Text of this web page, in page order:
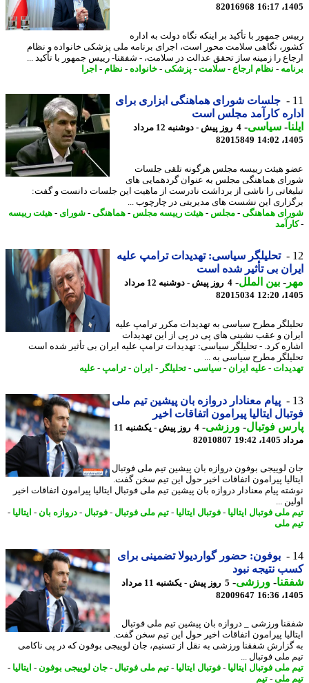
82016968
جمهور با تأکید بر اینکه نگاه دولت به اداره
نگاهی سلامت محور است، اجرای برنامه ملی پزشکی خانواده و نظام
را زمینه ساز تحقق عدالت در سلامت، - شفقنا- رییس جمهور با تأکید ...
-نظام ارجاع -سلامت-پزشکی-خانواده- نظام-اجرا
جلسات شورای هماهنگی ابزاری برای
کارآمد مجلس است
-سیاسی-
4 روز پیش - دوشنبه 12 مرداد
82015849
هیئت رییسه مجلس هرگونه تلقی جلسات
هماهنگی مجلس به عنوان گردهمایی های
را ناشی از برداشت نادرست از ماهیت این جلسات دانست و گفت:
این نشست های مدیریتی در چارچوب ...
هماهنگی-مجلس-هیئت رییسه مجلس-هماهنگی-شورای- هیئت رییسه
تحلیلگر سیاسی: تهدیدات ترامپ علیه
بی تأثیر شده است
-بین الملل-
4 روز پیش - دوشنبه 12 مرداد
82015034
مطرح سیاسی به تهدیدات مکرر ترامپ علیه
و عقب نشینی های پی در پی از این تهدیدات
کرد. - تحلیلگر سیاسی: تهدیدات ترامپ علیه ایران بی تأثیر شده است
مطرح سیاسی به ...
- علیه ایران - سیاسی-تحلیلگر-ایران - ترامپ -علیه
پیام معنادار دروازه بان پیشین تیم ملی
ایتالیا پیرامون اتفاقات اخیر
فوتبال-ورزشی-
4 روز پیش - یکشنبه 11
19:42
82010807
لوییجی بوفون دروازه بان پیشین تیم ملی فوتبال
پیرامون اتفاقات اخیر حول این تیم سخن گفت.
پیام معنادار دروازه بان پیشین تیم ملی فوتبال ایتالیا پیرامون اتفاقات اخیر
...
فوتبال ایتالیا -فوتبال ایتالیا -تیم ملی فوتبال-فوتبال-دروازه بان-ایتالیا -
ملی
بوفون: حضور گواردیولا تضمینی برای
نتیجه نبود
-ورزشی-
5 روز پیش - یکشنبه 11 مرداد
82009647
ورزشی _ دروازه بان پیشین تیم ملی فوتبال
پیرامون اتفاقات اخیر حول این تیم سخن گفت.
شفقنا ورزشی به نقل از تسنیم، جان لوییجی بوفون که در پی ناکامی
ملی فوتبال ...
فوتبال ایتالیا -فوتبال ایتالیا -تیم ملی فوتبال-جان لوییجی بوفون-ایتالیا -
ملی -تیم